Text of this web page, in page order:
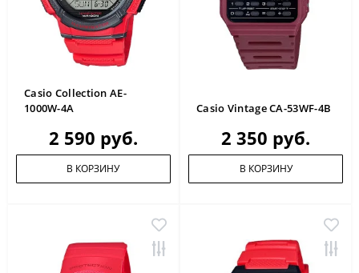
Casio Collection AE-
1000W-4A
2 590 руб.
В КОРЗИНУ
Casio Vintage CA-53WF-4B
2 350 руб.
В КОРЗИНУ